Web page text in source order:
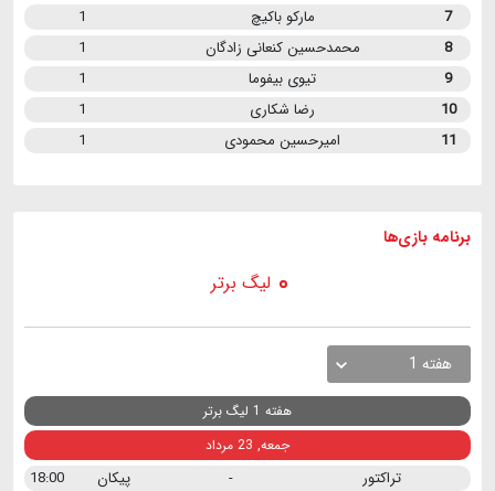
7
مارکو باکیچ
1
8
محمدحسین کنعانی زادگان
1
9
تیوی بیفوما
1
10
رضا شکاری
1
11
امیرحسین محمودی 1
برنامه بازی ها
لیگ برتر
هفته 1
هفته 1 لیگ برتر
جمعه, 23 مرداد
تراکتور - پیکان
18:00